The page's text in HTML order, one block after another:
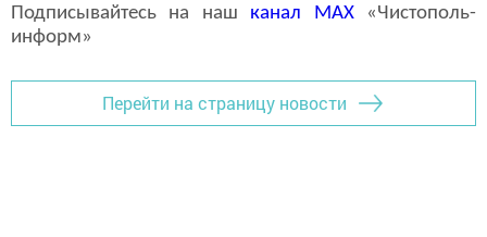
Подписывайтесь на наш канал MAX«Чистополь-
информ»
Перейти на страницу новости